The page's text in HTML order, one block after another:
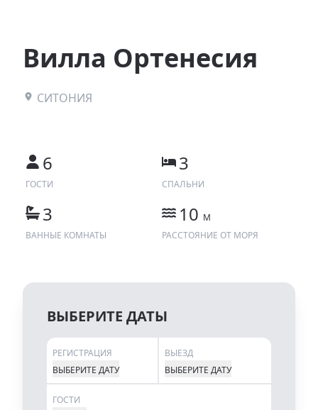
Вилла Ортенесия
СИТОНИЯ
6
ГОСТИ
3
СПАЛЬНИ
3
ВАННЫЕ КОМНАТЫ
10 M
РАССТОЯНИЕ ОТ МОРЯ
ВЫБЕРИТЕ ДАТЫ
РЕГИСТРАЦИЯ
ВЫБЕРИТЕ ДАТУ
ВЫЕЗД
ВЫБЕРИТЕ ДАТУ
ГОСТИ